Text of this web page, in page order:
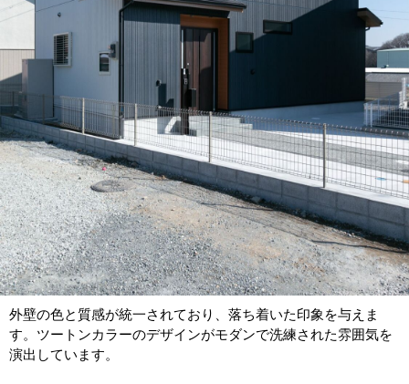
外壁の色と質感が統一されており、落ち着いた印象を与えま
す。ツートンカラーのデザインがモダンで洗練された雰囲気を
演出しています。